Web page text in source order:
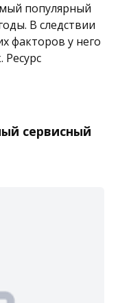
популярный
В следствии
факторов у него
сервисный